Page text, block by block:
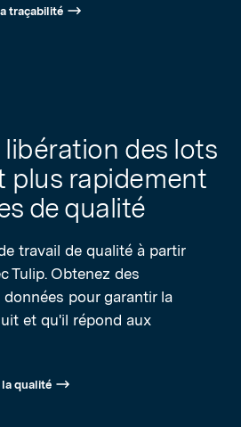
traçabilité
des lots
plus rapidement
de qualité
travail de qualité à partir
Tulip. Obtenez des
pour garantir la
et qu'il répond aux
qualité